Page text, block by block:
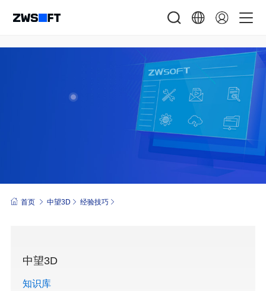
首页 中望3D 经验技巧
中望3D
知识库